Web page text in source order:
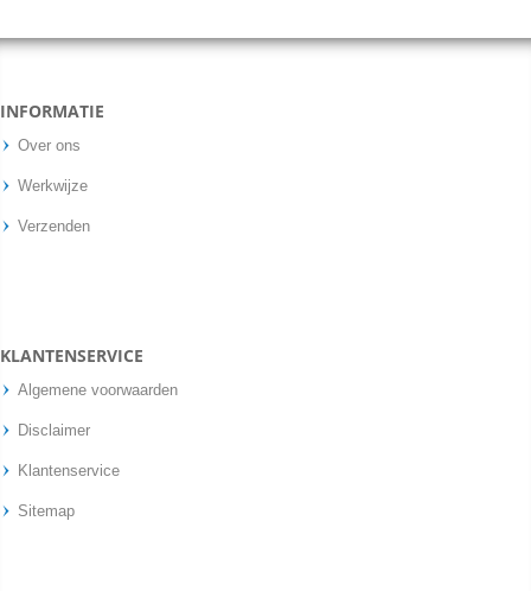
INFORMATIE
Over ons
Werkwijze
Verzenden
KLANTENSERVICE
Algemene voorwaarden
Disclaimer
Klantenservice
Sitemap